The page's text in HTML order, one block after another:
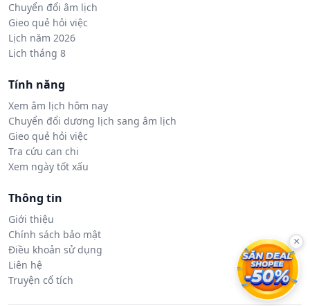
Chuyển đổi âm lịch
Gieo quẻ hỏi việc
Lịch năm 2026
Lịch tháng 8
Tính năng
Xem âm lịch hôm nay
Chuyển đổi dương lịch sang âm lịch
Gieo quẻ hỏi việc
Tra cứu can chi
Xem ngày tốt xấu
Thông tin
Giới thiệu
Chính sách bảo mật
Điều khoản sử dụng
Liên hệ
Truyện cổ tích
×